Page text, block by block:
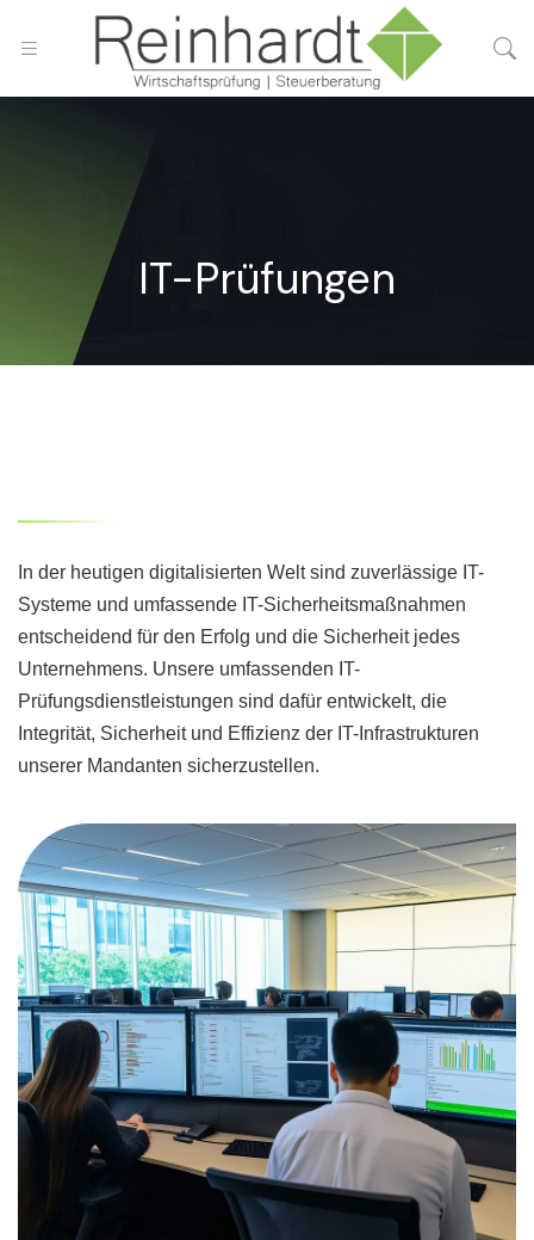
IT-Prüfungen
In der heutigen digitalisierten Welt sind zuverlässige IT-
Systeme und umfassende IT-Sicherheitsmaßnahmen
entscheidend für den Erfolg und die Sicherheit jedes
Unternehmens. Unsere umfassenden IT-
Prüfungsdienstleistungen sind dafür entwickelt, die
Integrität, Sicherheit und Effizienz der IT-Infrastrukturen
unserer Mandanten sicherzustellen.